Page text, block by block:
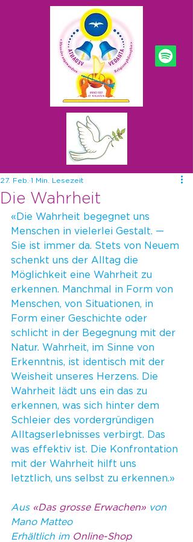
Die Wahrheit
27. Feb. 1 Min. Lesezeit
«Die Wahrheit begegnet uns
Menschen in vielerlei Gestalt. —
Sie ist immer da. Stets von Neuem
schenkt uns der Alltag die
Möglichkeit eine Wahrheit zu
erkennen. Manchmal in Form von
Menschen, von Situationen, in
Form einer Geschichte oder
schlicht in der Begegnung mit der
Natur. Wahrheit, im Sinne von
Erkenntnis, ist identisch mit der
Weisheit unseres Herzens. Die
Wahrheit lädt uns ein das zu
erkennen, was sich hinter dem
Schleier des vordergründigen
Alltagserlebnisses verbirgt. Das
was effektiv ist. Die Konfrontation
mit der Wahrheit hilft uns
letztlich, uns selbst zu erkennen.»
Aus «Das grosse Erwachen» von
Mano Matteo
Erhältlich im Online-Shop